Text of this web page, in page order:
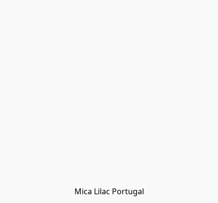
Mica Lilac Portugal